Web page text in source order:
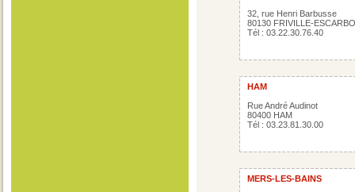
32, rue Henri Barbusse
80130 FRIVILLE-
Tél : 03.22.30.76.40
HAM
Rue André Audinot
80400 HAM
Tél : 03.23.81.30.00
MERS-LES-BAINS